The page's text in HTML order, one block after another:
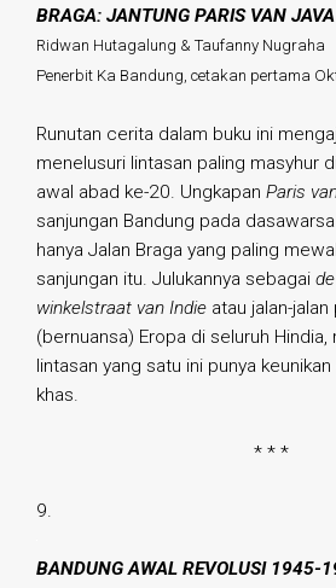
BRAGA: JANTUNG PARIS VAN JAVA
Ridwan Hutagalung & Taufanny Nugraha
Penerbit Ka Bandung, cetakan pertama
Runutan cerita dalam buku ini
menelusuri lintasan paling masyhur
awal abad ke-20. Ungkapan Paris
sanjungan Bandung pada
hanya Jalan Braga yang paling
sanjungan itu. Julukannya sebagai
winkelstraat van Indie atau jalan-
(bernuansa) Eropa di seluruh Hindia,
lintasan yang satu ini punya
khas.
* * *
9.
BANDUNG AWAL REVOLUSI 1945-